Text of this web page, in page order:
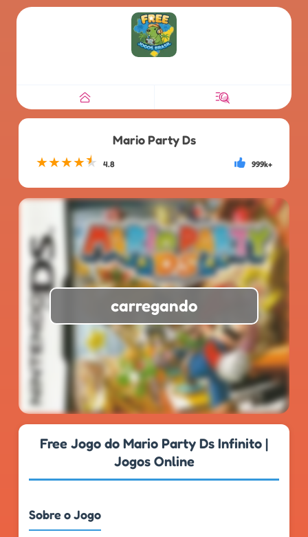
Mario Party Ds
★★★★★ 4.8 999k+
carregando
★★★ ★★ 4.8 999k+
Free Jogo do Mario Party Ds Infinito |
Jogos Online
Sobre o Jogo